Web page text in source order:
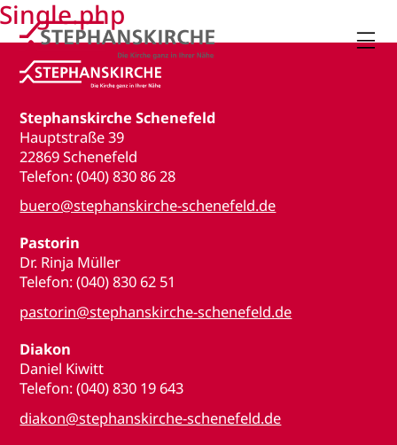

Stephanskirche Schenefeld
Hauptstraße 39
22869 Schenefeld
Telefon: (040) 830 86 28
buero@stephanskirche-schenefeld.de
Pastorin
Dr. Rinja Müller
Telefon: (040) 830 62 51
pastorin@stephanskirche-schenefeld.de
Diakon
Daniel Kiwitt
Telefon: (040) 830 19 643
diakon@stephanskirche-schenefeld.de